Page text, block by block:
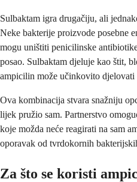
Sulbaktam igra drugačiju, ali
Neke bakterije proizvode posebne
mogu uništiti penicilinske
posao. Sulbaktam djeluje kao štit,
ampicilin može učinkovito
Ova kombinacija stvara snažniju
lijek pružio sam. Partnerstvo
koje možda neće reagirati na sam
oporavak od tvrdokornih
Za što se koristi